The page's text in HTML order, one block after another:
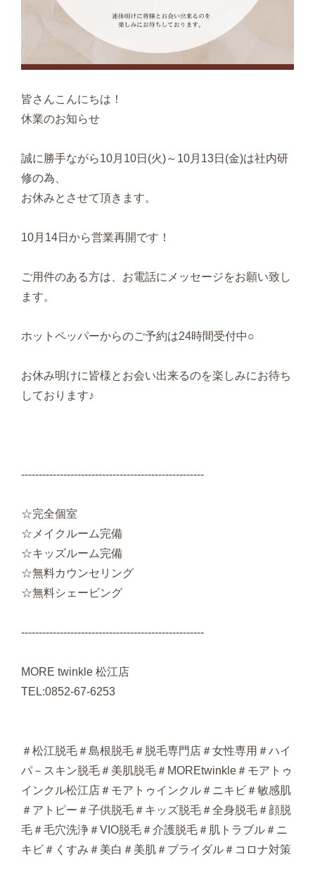
皆さんこんにちは！
休業のお知らせ
誠に勝手ながら10月10日(火)～10月13日(金)は社内研
修の為、
お休みとさせて頂きます。
10月14日から営業再開です！
ご用件のある方は、お電話にメッセージをお願い致し
ます。
ホットペッパーからのご予約は24時間受付中○
お休み明けに皆様とお会い出来るのを楽しみにお待ち
しております♪
----------------------------------------------------
☆完全個室
☆メイクルーム完備
☆キッズルーム完備
☆無料カウンセリング
☆無料シェービング
----------------------------------------------------
MORE twinkle 松江店
TEL:0852-67-6253
＃松江脱毛＃島根脱毛＃脱毛専門店＃女性専用＃ハイ
パ－スキン脱毛＃美肌脱毛＃MOREtwinkle＃モアトゥ
インクル松江店＃モアトゥインクル＃ニキビ＃敏感肌
＃アトピー＃子供脱毛＃キッズ脱毛＃全身脱毛＃顔脱
毛＃毛穴洗浄＃VIO脱毛＃介護脱毛＃肌トラブル＃ニ
キビ＃くすみ＃美白＃美肌＃ブライダル＃コロナ対策